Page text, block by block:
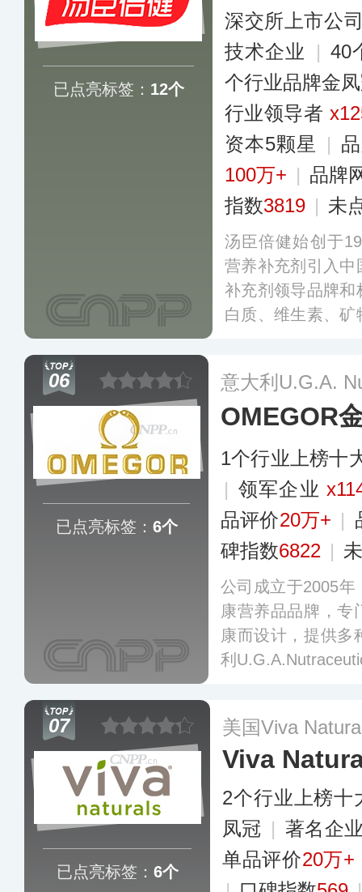
已点亮标签： 12个
深交所上市公
技术企业
| 40
个行业品牌金
行业领导者
资本5颗星
|
100万+ | 品牌
指数3819 | 未
汤臣倍健始创于
营养补充剂引入
补充剂领导品牌
白质、维生素、
建立了原料专供基
06
已点亮标签： 6个
意大利U.G.A.
OMEGOR
1个行业上榜十
| 领军企业
品评价20万+ |
碑指数6822 |
公司成立于2005年
康营养品品牌，专
康而设计，提供多
利
07
已点亮标签： 6个
美国Viva
Viva
2个行业上榜十
凤冠 | 著名企
单品评价20万+